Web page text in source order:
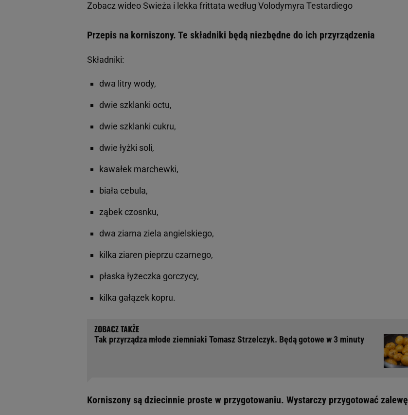
Zobacz wideoSwieża i lekka frittata według Volodymyra Testardiego
Przepis na korniszony. Te składniki będą niezbędne do ich przyrządzenia
Składniki:
dwa litry wody,
dwie szklanki octu,
dwie szklanki cukru,
dwie łyżki soli,
kawałek marchewki,
biała cebula,
ząbek czosnku,
dwa ziarna ziela angielskiego,
kilka ziaren pieprzu czarnego,
płaska łyżeczka gorczycy,
kilka gałązek kopru.
Tak przyrządza młode ziemniaki Tomasz Strzelczyk. Będą gotowe w 3 minuty
Korniszony są dziecinnie proste w przygotowaniu. Wystarczy przygotować zalewę